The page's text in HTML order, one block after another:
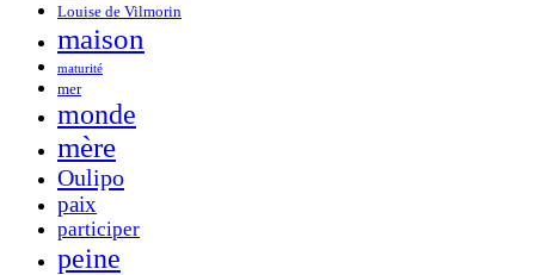
Louise de Vilmorin
maison
maturité
mer
monde
mère
Oulipo
paix
participer
peine